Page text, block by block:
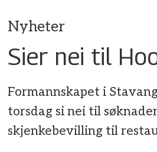
Nyheter
Sier nei til
Formannskapet i
torsdag si nei til
skjenkebevilling til